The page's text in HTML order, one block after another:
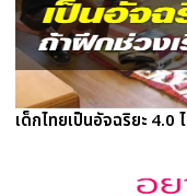
เด็กไทยเป็นอัจฉริยะ 4.0